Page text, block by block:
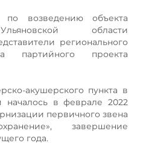
возведению объекта
области
регионального
партийного проекта
акушерского пункта в
началось в феврале 2022
первичного звена
завершение
года.